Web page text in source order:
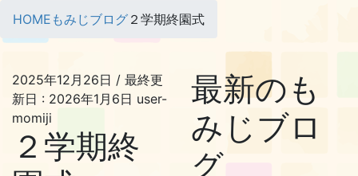
HOME もみじブログ ２学期終園式
2025年12月26日 / 最終更
新日 : 2026年1月6日 user-
momiji
２学期終
最新のも
みじブロ
グ